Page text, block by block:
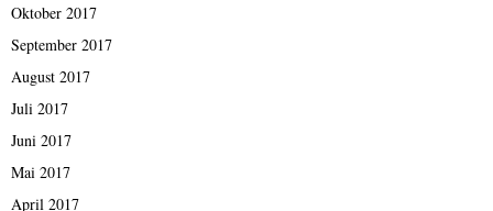
Oktober 2017
September 2017
August 2017
Juli 2017
Juni 2017
Mai 2017
April 2017